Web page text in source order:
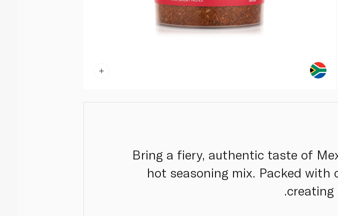
Bring a fiery, authentic taste of
hot seasoning mix. Packed
creating